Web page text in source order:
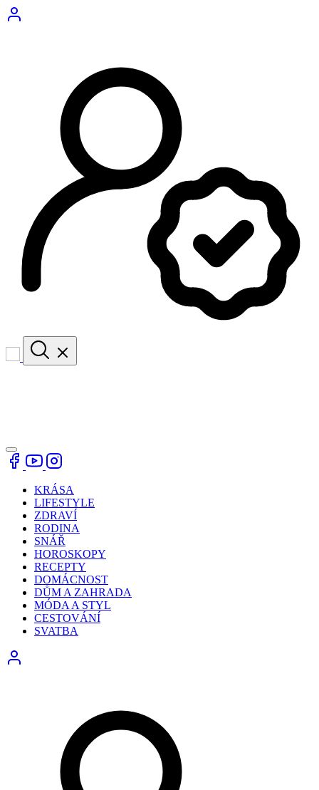
KRÁSA
LIFESTYLE
ZDRAVÍ
RODINA
SNÁŘ
HOROSKOPY
RECEPTY
DOMÁCNOST
DŮM A ZAHRADA
MÓDA A STYL
CESTOVÁNÍ
SVATBA